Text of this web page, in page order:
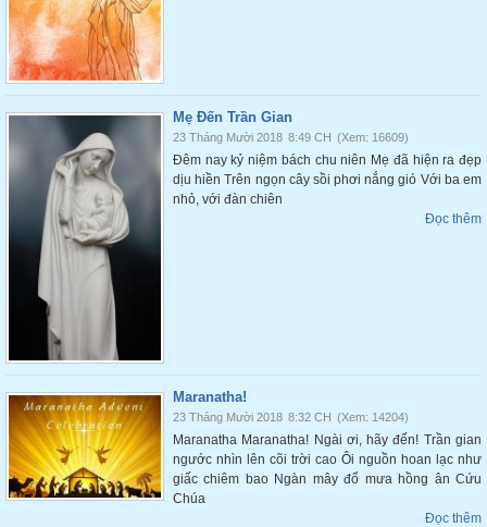
Mẹ Đến Trần Gian
23 Tháng Mười 2018 8:49 CH (Xem: 16609)
Đêm nay kỷ niệm bách chu niên Mẹ đã hiện ra đẹp
dịu hiền Trên ngọn cây sồi phơi nắng gió Với ba em
nhỏ, với đàn chiên
Đọc thêm
Maranatha!
23 Tháng Mười 2018 8:32 CH (Xem: 14204)
Maranatha Maranatha! Ngài ơi, hãy đến! Trần gian
ngước nhìn lên cõi trời cao Ôi nguồn hoan lạc như
giấc chiêm bao Ngàn mây đổ mưa hồng ân Cứu
Chúa
Đọc thêm